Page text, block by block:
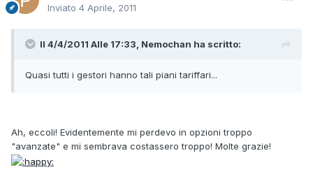
Inviato 4 Aprile, 2011
Il 4/4/2011 Alle 17:33, Nemochan ha scritto:
Quasi tutti i gestori hanno tali piani tariffari...
Ah, eccoli! Evidentemente mi perdevo in opzioni troppo
"avanzate" e mi sembrava costassero troppo! Molte grazie!